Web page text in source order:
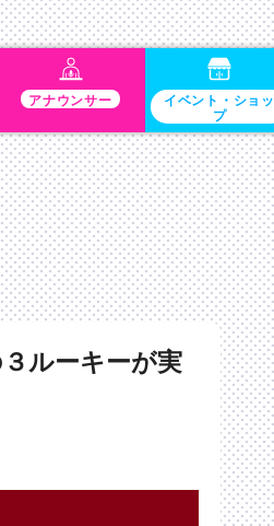
アナウンサー イベント・ショッ
プ
ルーキーが実